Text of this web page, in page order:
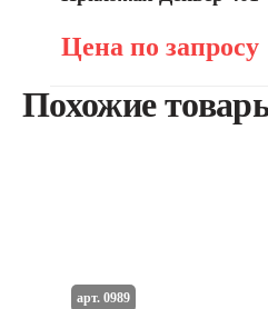
Цена по запросу
Похожие
арт. 0989